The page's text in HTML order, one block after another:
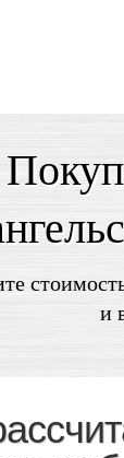
и